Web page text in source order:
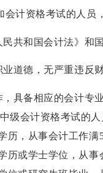
会计资格考试的人员
民共和国会计法》和
道德，无严重违反
具备相应的会计专
会计资格考试的人
历，从事会计工作满
历或学士学位，从事